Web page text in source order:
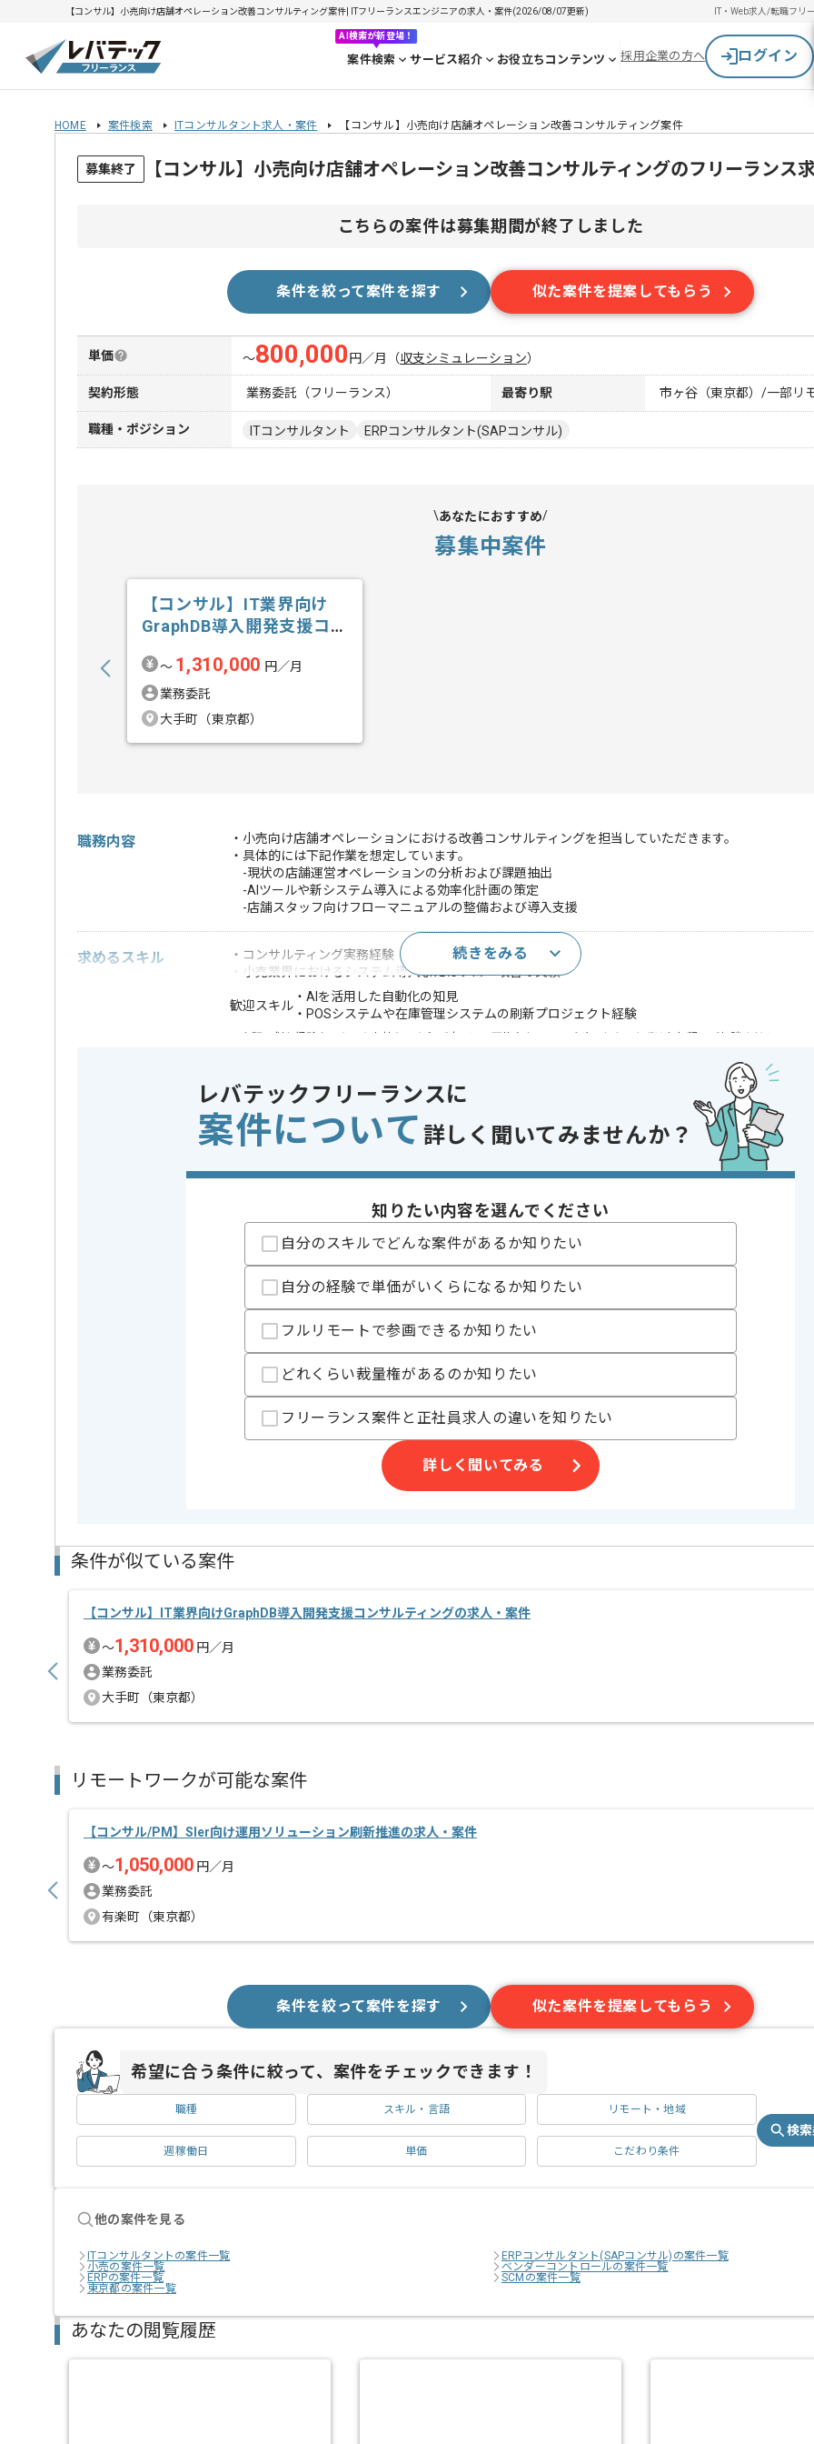
【コンサル】小売向け店舗オペレーション改善コンサルティング案件| ITフリーランスエンジニアの求人・案件(2026/08/07更新) IT・Web求人/転職フリ
AI検索が新登場！
案件検索 サービス紹介 お役立ちコンテンツ 採用企業の方へ ログイン
HOME 案件検索 ITコンサルタント求人・案件 【コンサル】小売向け店舗オペレーション改善コンサルティング案件
募集終了 【コンサル】小売向け店舗オペレーション改善コンサルティングのフリーランス
こちらの案件は募集期間が終了しました
条件を絞って案件を探す 似た案件を提案してもらう
単価 〜800,000 円／月 （収支シミュレーション）
契約形態 業務委託（フリーランス） 最寄り駅 市ヶ谷（東京都）/一部リ
職種・ポジション ITコンサルタント ERPコンサルタント(SAPコンサル)
あなたにおすすめ
募集中案件
【コンサル】IT業界向け
GraphDB導入開発支援コン
〜 1,310,000 円／月
業務委託
大手町（東京都）
職務内容
・小売向け店舗オペレーションにおける改善コンサルティングを担当していただきます。
・具体的には下記作業を想定しています。
-現状の店舗運営オペレーションの分析および課題抽出
-AIツールや新システム導入による効率化計画の策定
-店舗スタッフ向けフローマニュアルの整備および導入支援
求めるスキル
・コンサルティング実務経験
・小売業界におけるシステム導入またはフロー改善の実績
歓迎スキル
・AIを活用した自動化の知見
・POSシステムや在庫管理システムの刷新プロジェクト経験
この案件のポイント 業界
小売
業務内容
ベンダーコントロール , ERP , SCM
特徴
長期プロジェクト , 新技術に積極的 , BtoC向け , 上流工程の仕事
雑貨専門小売事業を展開している企業でございます。
レバテックの実績がある企業の案件でございます。
小売向け店舗オペレーションにおける改善コンサルティング
案件に携わっていただきます。
基本的には一部リモートでの作業を見込んでおります。
参画を希望される方にはお勧めの案件となります。
続きをみる
レバテックフリーランスに
案件について 詳しく聞いてみませんか？
知りたい内容を選んでください
自分のスキルでどんな案件があるか知りたい
自分の経験で単価がいくらになるか知りたい
フルリモートで参画できるか知りたい
どれくらい裁量権があるのか知りたい
フリーランス案件と正社員求人の違いを知りたい
詳しく聞いてみる
条件が似ている案件
【コンサル】IT業界向けGraphDB導入開発支援コンサルティングの求人・案件
〜1,310,000 円／月
業務委託
大手町（東京都）
リモートワークが可能な案件
【コンサル/PM】SIer向け運用ソリューション刷新推進の求人・案件
〜1,050,000 円／月
業務委託
有楽町（東京都）
条件を絞って案件を探す 似た案件を提案してもらう
希望に合う条件に絞って、案件をチェックできます！
職種 スキル・言語 リモート・地域
週稼働日 単価 こだわり条件
検
他の案件を見る
ITコンサルタントの案件一覧
ERPコンサルタント(SAPコンサル)の案件一覧
小売の案件一覧
ベンダーコントロールの案件一覧
ERPの案件一覧
SCMの案件一覧
東京都の案件一覧
あなたの閲覧履歴